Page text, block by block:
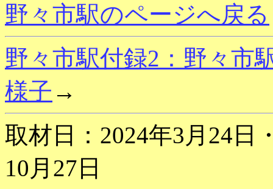
野々市駅のページへ戻る
野々市駅付録2：野々市
様子 →
取材日：2024年3月24日
10月27日